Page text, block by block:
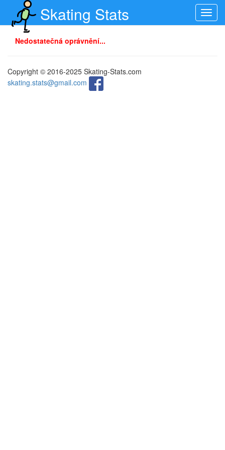
Skating Stats
Nedostatečná oprávnění...
Copyright © 2016-2025 Skating-Stats.com
skating.stats@gmail.com